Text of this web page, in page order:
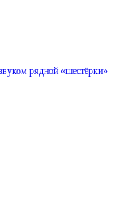
рядной «шестёрки»